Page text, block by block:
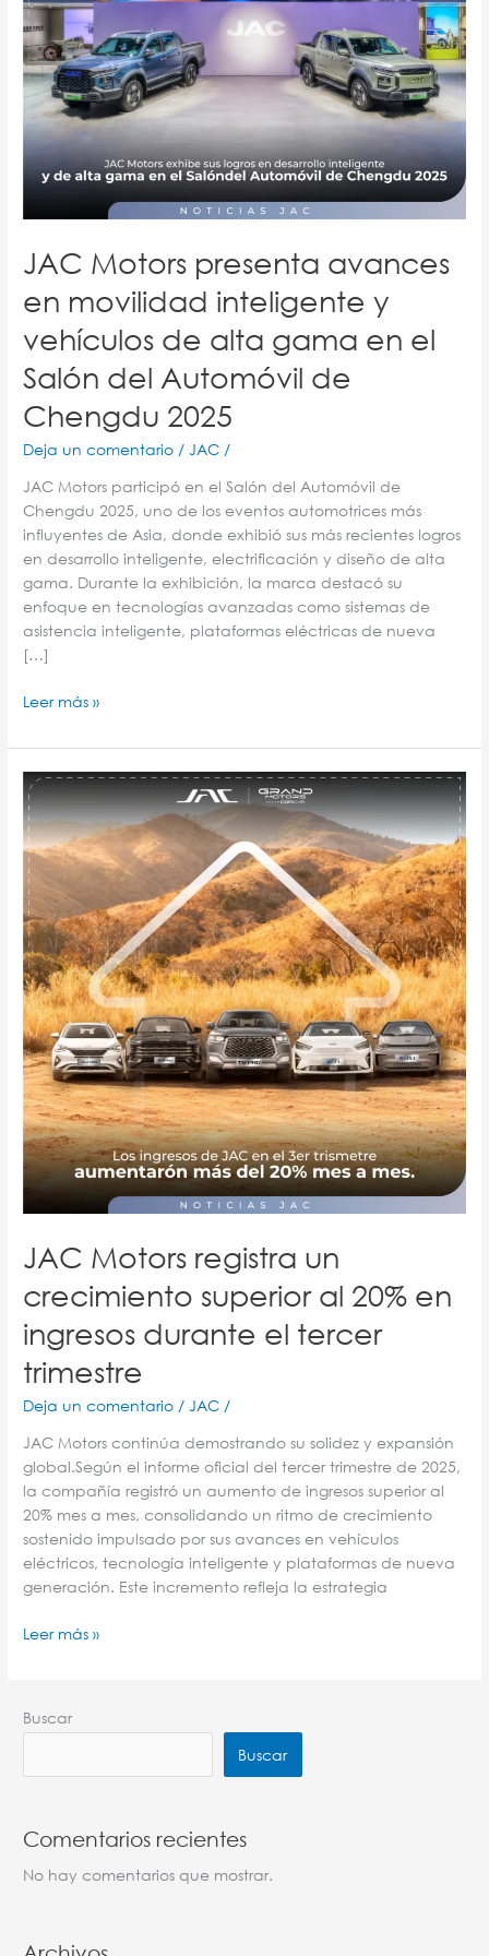
JAC Motors presenta avances
en movilidad inteligente y
vehículos de alta gama en el
Salón del Automóvil de
Chengdu 2025
Deja un comentario /JAC /
JAC Motors participó en el Salón del Automóvil de
Chengdu 2025, uno de los eventos automotrices más
influyentes de Asia, donde exhibió sus más recientes logros
en desarrollo inteligente, electrificación y diseño de alta
gama. Durante la exhibición, la marca destacó su
enfoque en tecnologías avanzadas como sistemas de
asistencia inteligente, plataformas eléctricas de nueva
[…]
alta
gama
en
el
Salón
del
Automóvil
Chengdu
Leer más »
JAC Motors registra un
crecimiento superior al 20% en
ingresos durante el tercer
trimestre
Deja un comentario /JAC /
JAC Motors continúa demostrando su solidez y expansión
global.Según el informe oficial del tercer trimestre de 2025,
la compañía registró un aumento de ingresos superior al
20% mes a mes, consolidando un ritmo de crecimiento
sostenido impulsado por sus avances en vehículos
eléctricos, tecnología inteligente y plataformas de nueva
generación. Este incremento refleja la estrategia
JAC
Motors
registra
un
crecimiento
superior
al
20%
en
ingresos
durante
el
tercer
trimestre
Leer más »
Buscar
Buscar
Comentarios recientes
No hay comentarios que mostrar.